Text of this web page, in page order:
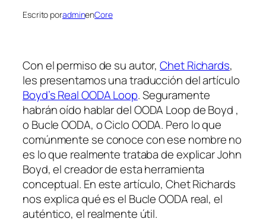
Escrito poradminenCore
Con el permiso de su autor,Chet Richards,
les presentamos una traducción del artículo
Boyd’s Real OODA Loop.Seguramente
habrán oído hablar delOODA Loopde Boyd ,
o Bucle OODA, o Ciclo OODA. Pero lo que
comúnmente se conoce con ese nombre no
es lo que realmente trataba de explicar John
Boyd, el creador de esta herramienta
conceptual. En este artículo, Chet Richards
nos explica qué es el Bucle OODA real, el
auténtico, el realmente útil.